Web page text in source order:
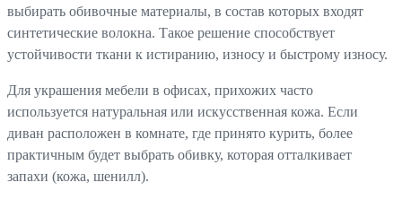
выбирать обивочные материалы, в состав которых входят
синтетические волокна. Такое решение способствует
устойчивости ткани к истиранию, износу и быстрому износу.
Для украшения мебели в офисах, прихожих часто
используется натуральная или искусственная кожа. Если
диван расположен в комнате, где принято курить, более
практичным будет выбрать обивку, которая отталкивает
запахи (кожа, шенилл).